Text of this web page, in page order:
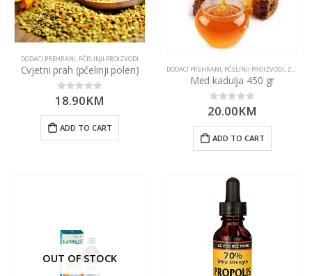
DODACI PREHRANI, PČELINJI PROIZVODI
Cvjetni prah (pčelinji polen)
0 out of 5
18.90KM
ADD TO CART
DODACI PREHRANI, PČELINJI PROIZVODI, ZASLAĐIVAČI
Med kadulja 450 gr
0out of 5
20.00KM
ADD TO CART
OUT OF STOCK